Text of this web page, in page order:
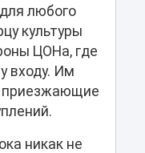
любого
культуры
ЦОНа, где
входу. Им
приезжающие
никак не